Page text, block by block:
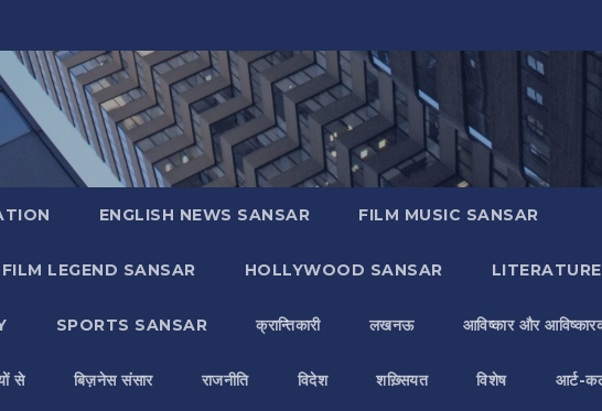
ENGLISH NEWS SANSAR FILM MUSIC SANSAR
FILM LEGEND SANSAR HOLLYWOOD SANSAR
SPORTS SANSAR क्रान्तिकारी लखनऊ आविष्कार और
से बिज़नेस संसार राजनीति विदेश शख़्सियत विशेष आर्ट-